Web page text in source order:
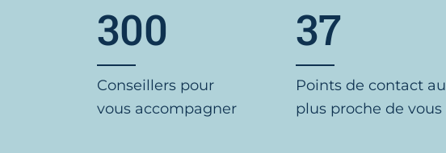
300
Conseillers pour
vous accompagner
37
Points de contact au
plus proche de vous